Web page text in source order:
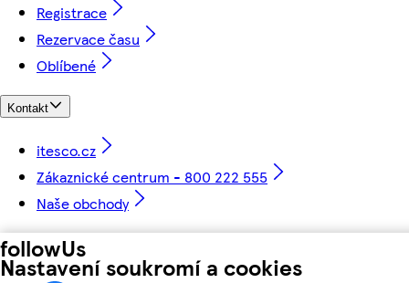
Nastavení soukromí a cookies
Registrace
Rezervace času
Oblíbené
Kontakt
itesco.cz
Zákaznické centrum - 800 222 555
Naše obchody
followUs